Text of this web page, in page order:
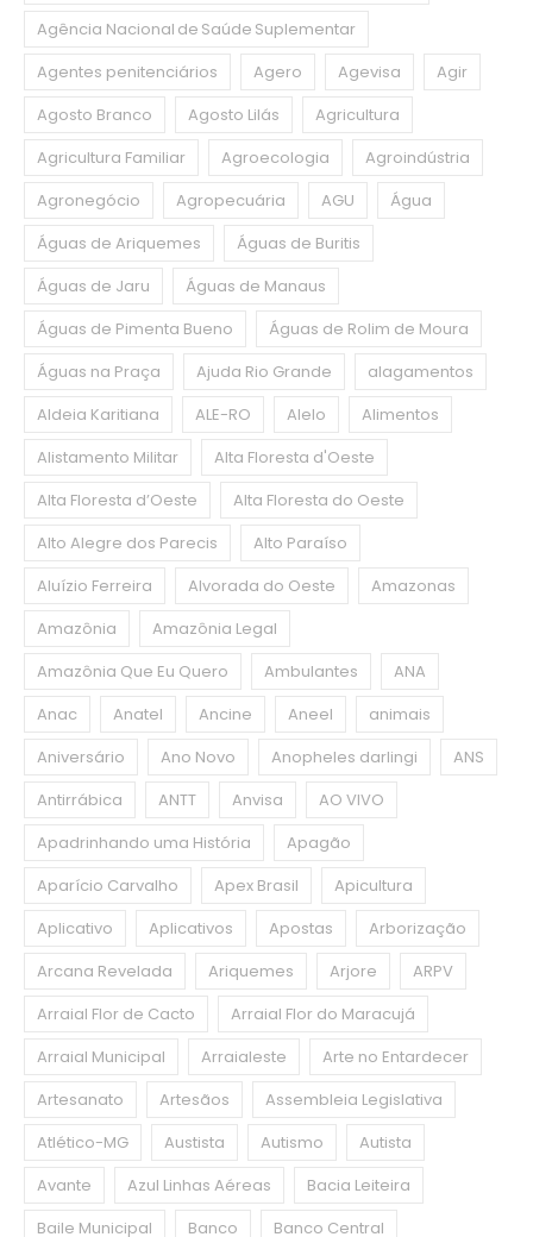
Agência Nacional de Saúde Suplementar
Agentes penitenciários
Agero Agevisa
Agir
Agosto Branco
Agosto Lilás
Agricultura
Agricultura Familiar
Agroecologia
Agroindústria
Agronegócio
Agropecuária AGU
Água
Águas de Ariquemes
Águas de Buritis
Águas de Jaru
Águas de Manaus
Águas de Pimenta Bueno
Águas de Rolim de Moura
Águas na Praça
Ajuda Rio Grande
alagamentos
Aldeia Karitiana
ALE-RO Alelo
Alimentos
Alistamento Militar
Alta Floresta d'Oeste
Alta Floresta d’Oeste
Alta Floresta do Oeste
Alto Alegre dos Parecis
Alto Paraíso
Aluízio Ferreira
Alvorada do Oeste
Amazonas
Amazônia
Amazônia Legal
Amazônia Que Eu Quero
Ambulantes
ANA
Anac
Anatel Ancine Aneel
animais
Aniversário
Ano Novo Anopheles darlingi
ANS
Antirrábica
ANTT Anvisa
AO VIVO
Apadrinhando uma História
Apagão
Aparício Carvalho
Apex Brasil
Apicultura
Aplicativo
Aplicativos Apostas
Arborização
Arcana Revelada
Ariquemes Arjore
ARPV
Arraial Flor de Cacto
Arraial Flor do Maracujá
Arraial Municipal
Arraialeste
Arte no Entardecer
Artesanato
Artesãos
Assembleia Legislativa
Atlético-MG
Austista Autismo
Autista
Avante
Azul Linhas Aéreas
Bacia Leiteira
Baile Municipal
Banco Banco Central